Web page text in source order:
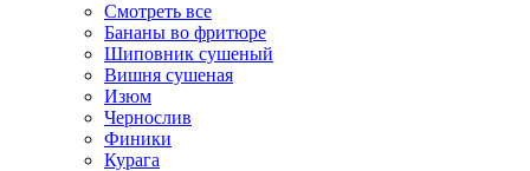
Смотреть все
Бананы во фритюре
Шиповник сушеный
Вишня сушеная
Изюм
Чернослив
Финики
Курага